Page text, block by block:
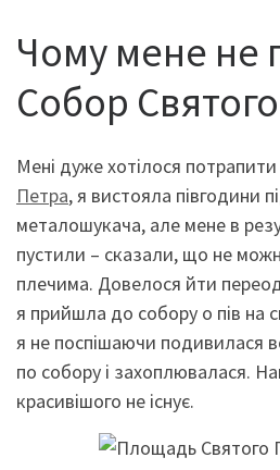
Чому мене не
Собор
Мені дуже хотілося потрапити
Петра, я вистояла півгодини
металошукача, але мене в
пустили – сказали, що не
плечима. Довелося йти
я прийшла до собору о пів на
я не поспішаючи подивилася
по собору і захоплювалася.
красивішого не існує.